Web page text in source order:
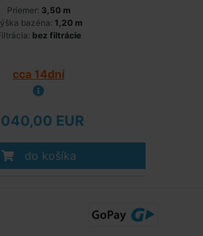
Priemer: 3,50 m
bazéna: 1,20 m
bez filtrácie
cca 14dní
EUR
do košíka